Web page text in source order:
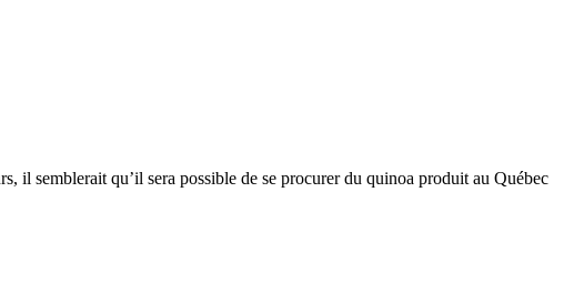
il semblerait qu’il sera possible de se procurer du quinoa produit au Québec